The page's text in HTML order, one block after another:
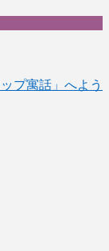
プ寓話」へよう